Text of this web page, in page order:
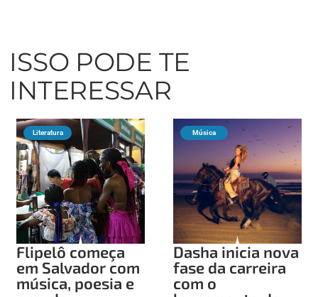
ISSO PODE TE
INTERESSAR
Literatura
Flipelô começa
em Salvador com
música, poesia e
Música
Dasha inicia nova
fase da carreira
com o